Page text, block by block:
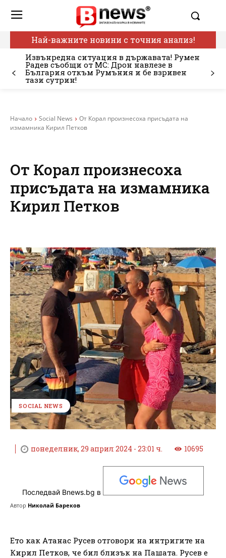
Най-важните новини с точния анализ!
Извънредна ситуация в държавата! Румен
Радев съобщи от МС: Дрон навлезе в
България откъм Румъния и бе взривен
тази сутрин!
Начало Social News
От Корал произнесоха присъдата на
измамника Кирил Петков
От Корал произнесоха
присъдата на измамника
Кирил Петков
SOCIAL NEWS
понеделник, 29 април 2024 - 23:01 ч. 10695
Последвай Bnews.bg в
Автор Николай Бареков
Ето как Атанас Русев отговори на интригите на
Кирил Петков, че бил близък на Пашата. Русев е